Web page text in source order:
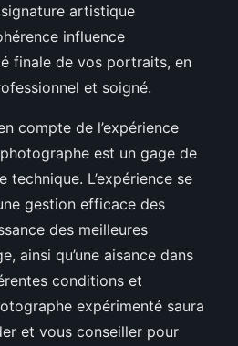
artistique
influence
finale de vos portraits, en
et soigné.
compte de l’expérience
est un gage de
technique. L’expérience se
gestion efficace des
des meilleures
ainsi qu’une aisance dans
conditions et
expérimenté saura
et vous conseiller pour